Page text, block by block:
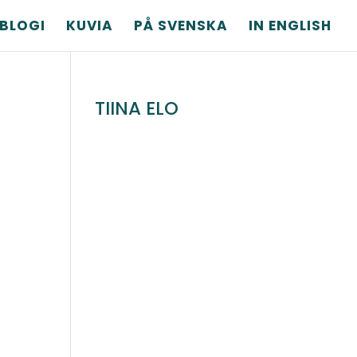
BLOGI KUVIA PÅ SVENSKA IN ENGLISH
TIINA ELO